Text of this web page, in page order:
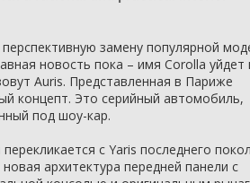
замену популярной
новость пока – имя Corolla уйдет
Auris. Представленная в Париже
концепт. Это серийный автомобиль,
под шоу-кар.
с Yaris последнего
архитектура передней панели с